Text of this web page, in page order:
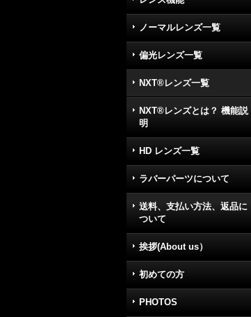
ノーマルレンズ一覧
偏光レンズ一覧
NXT®レンズ一覧
NXT®レンズとは？ 機能説
明
HD レンズ一覧
ラバーパーツについて
送料、支払い方法、返品に
ついて
挨拶(About us）
初めての方
PHOTOS